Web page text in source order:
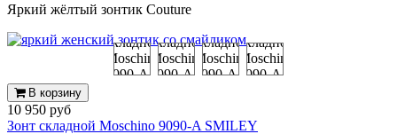
Яркий жёлтый зонтик Couture
В корзину
10 950 руб
Зонт складной Moschino 9090-A SMILEY